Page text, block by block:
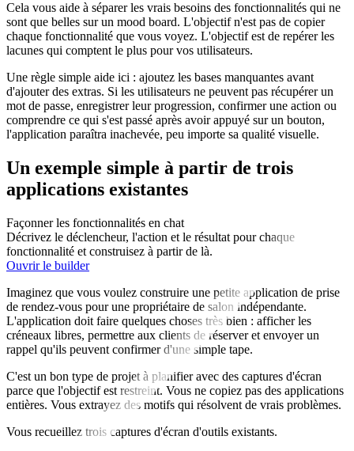
Cela vous aide à séparer les vrais besoins des fonctionnalités qui ne
sont que belles sur un mood board. L'objectif n'est pas de copier
chaque fonctionnalité que vous voyez. L'objectif est de repérer les
lacunes qui comptent le plus pour vos utilisateurs.
Une règle simple aide ici : ajoutez les bases manquantes avant
d'ajouter des extras. Si les utilisateurs ne peuvent pas récupérer un
mot de passe, enregistrer leur progression, confirmer une action ou
comprendre ce qui s'est passé après avoir appuyé sur un bouton,
l'application paraîtra inachevée, peu importe sa qualité visuelle.
Un exemple simple à partir de trois
applications existantes
Façonner les fonctionnalités en chat
Décrivez le déclencheur, l'action et le résultat pour chaque
fonctionnalité et construisez à partir de là.
Ouvrir le builder
Imaginez que vous voulez construire une petite application de prise
de rendez-vous pour une propriétaire de salon indépendante.
L'application doit faire quelques choses très bien : afficher les
créneaux libres, permettre aux clients de réserver et envoyer un
rappel qu'ils peuvent confirmer d'une simple tape.
C'est un bon type de projet à planifier avec des captures d'écran
parce que l'objectif est restreint. Vous ne copiez pas des applications
entières. Vous extrayez des motifs qui résolvent de vrais problèmes.
Vous recueillez trois captures d'écran d'outils existants.